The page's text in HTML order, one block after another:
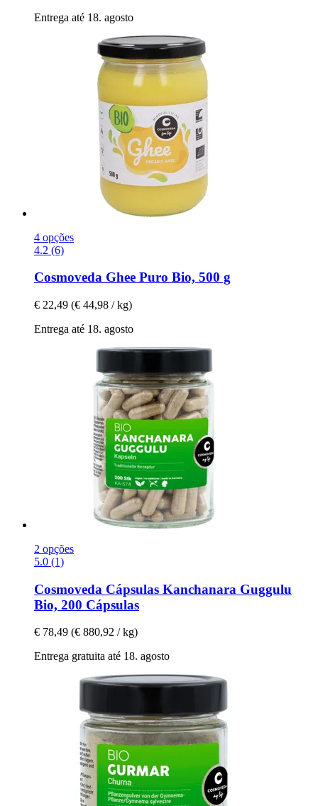
Entrega até 18. agosto
4 opções
4.2 (6)
Cosmoveda Ghee Puro Bio, 500 g
€ 22,49 (€ 44,98 / kg)
Entrega até 18. agosto
2 opções
5.0 (1)
Cosmoveda Cápsulas Kanchanara Guggulu
Bio, 200 Cápsulas
€ 78,49 (€ 880,92 / kg)
Entrega gratuita até 18. agosto